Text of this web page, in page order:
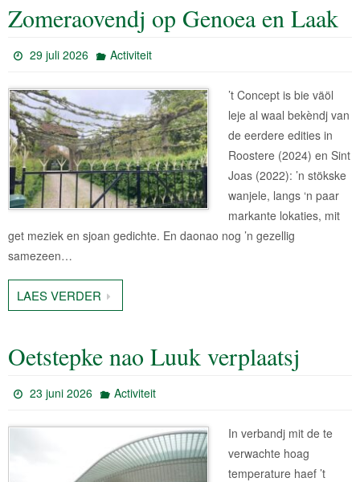
Zomeraovendj op Genoea en Laak
29 juli 2026 Activiteit
’t Concept is bie väöl
leje al waal bekèndj van
de eerdere edities in
Roostere (2024) en Sint
Joas (2022): ’n stökske
wanjele, langs ‘n paar
markante lokaties, mit
get meziek en sjoan gedichte. En daonao nog ’n gezellig
samezeen…
LAES VERDER
Oetstepke nao Luuk verplaatsj
23 juni 2026 Activiteit
In verbandj mit de te
verwachte hoag
temperature haef ’t